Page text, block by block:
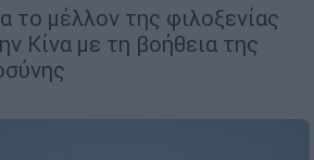
το μέλλον της φιλοξενίας
Κίνα με τη βοήθεια της